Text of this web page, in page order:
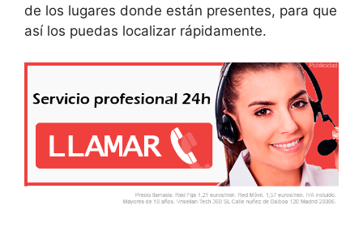
de los lugares donde están presentes, para que
así los puedas localizar rápidamente.